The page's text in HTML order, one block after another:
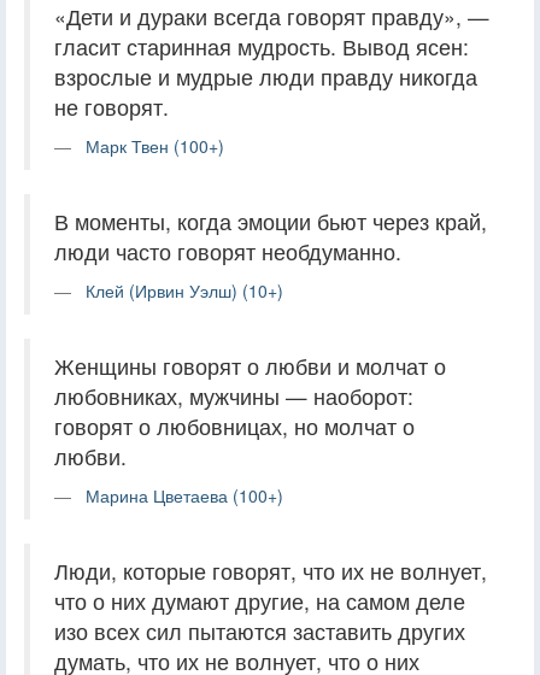
«Дети и дураки всегда говорят правду», —
гласит старинная мудрость. Вывод ясен:
взрослые и мудрые люди правду никогда
не говорят.
Марк Твен (100+)
В моменты, когда эмоции бьют через край,
люди часто говорят необдуманно.
Клей (Ирвин Уэлш) (10+)
Женщины говорят о любви и молчат о
любовниках, мужчины — наоборот:
говорят о любовницах, но молчат о
любви.
Марина Цветаева (100+)
Люди, которые говорят, что их не волнует,
что о них думают другие, на самом деле
изо всех сил пытаются заставить других
думать, что их не волнует, что о них